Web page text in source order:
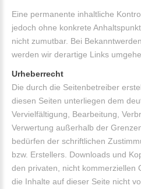
Eine permanente inhaltliche
jedoch ohne konkrete
nicht zumutbar. Bei
werden wir derartige Links
Urheberrecht
Die durch die Seitenbetreiber
diesen Seiten unterliegen dem
Vervielfältigung, Bearbeitung,
Verwertung außerhalb der
bedürfen der schriftlichen
bzw. Erstellers. Downloads und
den privaten, nicht kommerziellen
die Inhalte auf dieser Seite nicht